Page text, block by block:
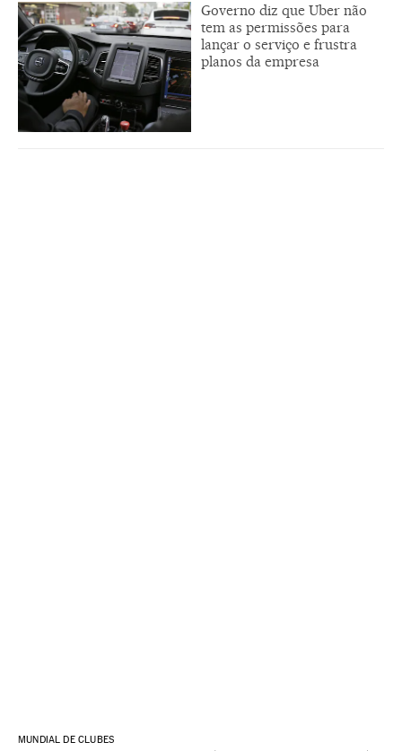
Governo diz que Uber não
tem as permissões para
lançar o serviço e frustra
planos da empresa
MUNDIAL DE CLUBES